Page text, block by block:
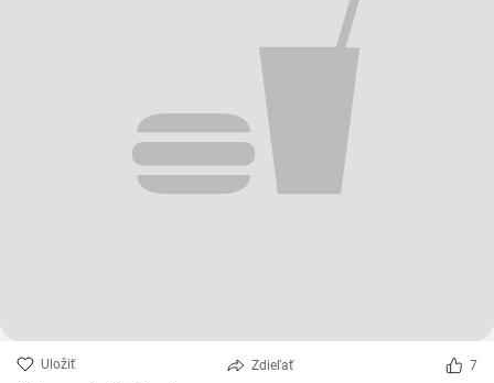
Uložiť Zdieľať 7